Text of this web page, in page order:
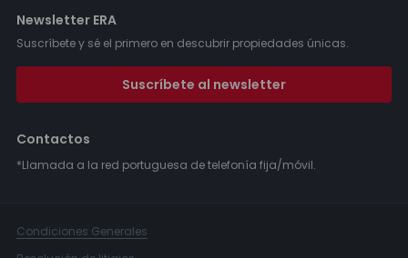
Newsletter ERA
Suscríbete y sé el primero en descubrir propiedades únicas.
Suscríbete al newsletter
Contactos
*Llamada a la red portuguesa de telefonía fija/móvil.
Condiciones Generales